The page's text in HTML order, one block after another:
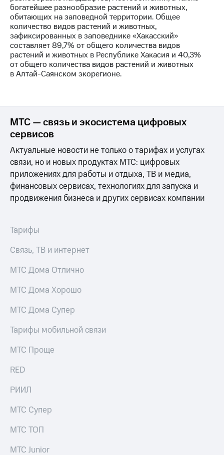
богатейшее разнообразие растений и животных,
обитающих на заповедной территории. Общее
количество видов растений и животных,
зафиксированных в заповеднике «Хакасский»
составляет 89,7% от общего количества видов
растений и животных в Республике Хакасия и 40,3%
от общего количества видов растений и животных
в Алтай-Саянском экорегионе.
МТС — связь и экосистема цифровых
сервисов
Актуальные новости не только о тарифах и услугах
связи, но и новых продуктах МТС: цифровых
приложениях для работы и отдыха, ТВ и медиа,
финансовых сервисах, технологиях для запуска и
продвижения бизнеса и других сервисах компании
Тарифы
Связь, ТВ и интернет
МТС Дома Отлично
МТС Дома Хорошо
МТС Дома Супер
Тарифы мобильной связи
МТС Проще
RED
РИИЛ
МТС Супер
МТС ТОП
МТС Junior